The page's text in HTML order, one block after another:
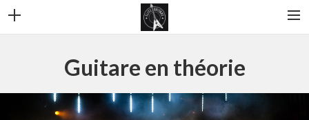
ELITE GUITARE
PHOTOS
Guitare en théorie